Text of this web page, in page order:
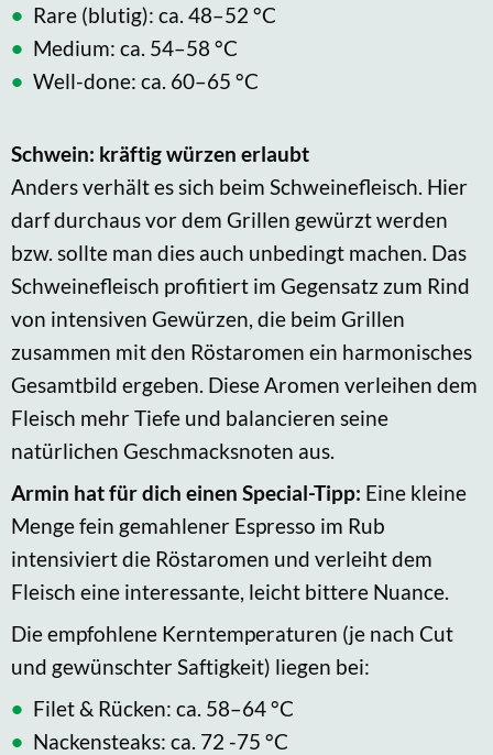
Rare (blutig): ca. 48–52 °C
Medium: ca. 54–58 °C
Well-done: ca. 60–65 °C
Schwein: kräftig würzen erlaubt
Anders verhält es sich beim Schweinefleisch. Hier
darf durchaus vor dem Grillen gewürzt werden
bzw. sollte man dies auch unbedingt machen. Das
Schweinefleisch profitiert im Gegensatz zum Rind
von intensiven Gewürzen, die beim Grillen
zusammen mit den Röstaromen ein harmonisches
Gesamtbild ergeben. Diese Aromen verleihen dem
Fleisch mehr Tiefe und balancieren seine
natürlichen Geschmacksnoten aus.
Armin hat für dich einen Special-Tipp: Eine kleine
Menge fein gemahlener Espresso im Rub
intensiviert die Röstaromen und verleiht dem
Fleisch eine interessante, leicht bittere Nuance.
Die empfohlene Kerntemperaturen (je nach Cut
und gewünschter Saftigkeit) liegen bei:
Filet & Rücken: ca. 58–64 °C
Nackensteaks: ca. 72 -75 °C